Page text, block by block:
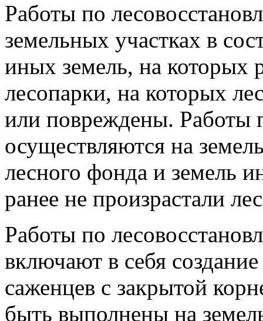
Работы по
земельных участках в
иных земель, на которых
лесопарки, на которых
или повреждены. Работы
осуществляются на
лесного фонда и земель
ранее не произрастали
Работы по
включают в себя
саженцев с закрытой
быть выполнены на